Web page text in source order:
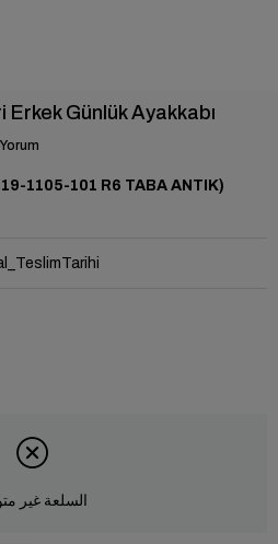
Günlük Ayakkabı
(101-1105-21019 R6 TABA ANTIK)
السلعة غير